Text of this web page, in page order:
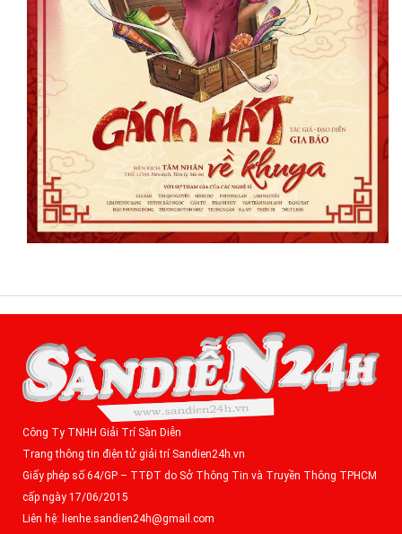
Công Ty TNHH Giải Trí Sàn Diễn
Trang thông tin điện tử giải trí Sandien24h.vn
Giấy phép số 64/GP – TTĐT do Sở Thông Tin và Truyền Thông TPHCM
cấp ngày 17/06/2015
Liên hệ: lienhe.sandien24h@gmail.com